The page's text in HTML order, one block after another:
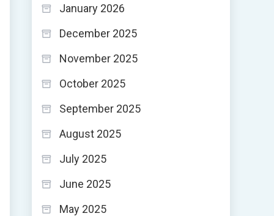
January 2026
December 2025
November 2025
October 2025
September 2025
August 2025
July 2025
June 2025
May 2025